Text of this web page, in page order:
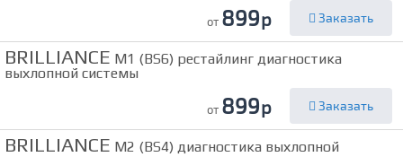
от 899р Заказать
BRILLIANCE M1 (BS6) рестайлинг диагностика
выхлопной системы
от 899р Заказать
BRILLIANCE M2 (BS4) диагностика выхлопной